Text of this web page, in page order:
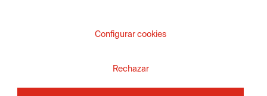
Configurar cookies
Rechazar